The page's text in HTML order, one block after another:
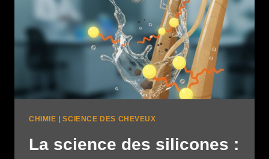
CHIMIE |SCIENCE DES CHEVEUX
La science des silicones :